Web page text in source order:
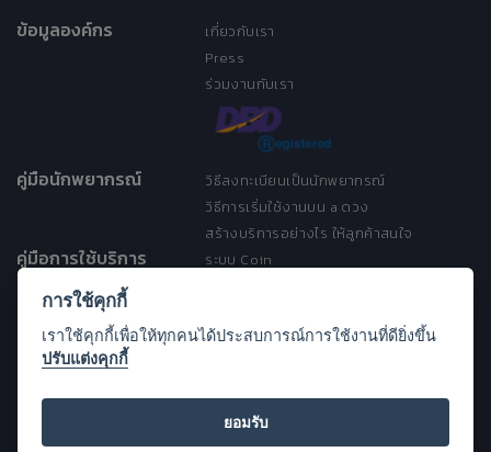
ข้อมูลองค์กร
เกี่ยวกับเรา
Press
ร่วมงานกับเรา
คู่มือนักพยากรณ์
วิธีลงทะเบียนเป็นนักพยากรณ์
วิธีการเริ่มใช้งานบน a ดวง
สร้างบริการอย่างไร ให้ลูกค้าสนใจ
คู่มือการใช้บริการ
ระบบ Coin
ประกาศการคุ้มครองข้อมูลส่วนบุคคล
Open Source License
FAQ
การใช้คุกกี้
เราใช้คุกกี้เพื่อให้ทุกคนได้ประสบการณ์การใช้งานที่ดียิ่งขึ้น
ปรับแต่งคุกกี้
ยอมรับ